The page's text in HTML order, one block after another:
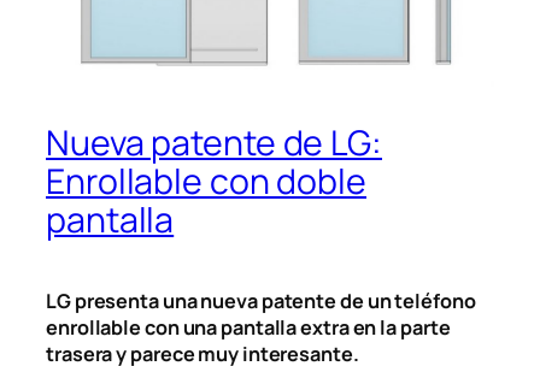
Nueva patente de LG:
Enrollable con doble
pantalla
LG presenta una nueva patente de un teléfono
enrollable con una pantalla extra en la parte
trasera y parece muy interesante.